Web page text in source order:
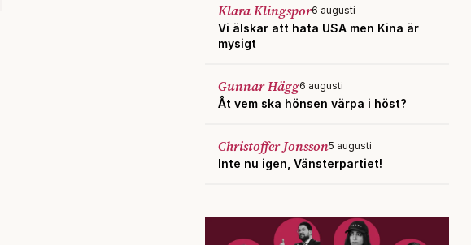
Klara Klingspor6 augusti
Vi älskar att hata USA men Kina är
mysigt
Gunnar Hägg6 augusti
Åt vem ska hönsen värpa i höst?
Christoffer Jonsson5 augusti
Inte nu igen, Vänsterpartiet!